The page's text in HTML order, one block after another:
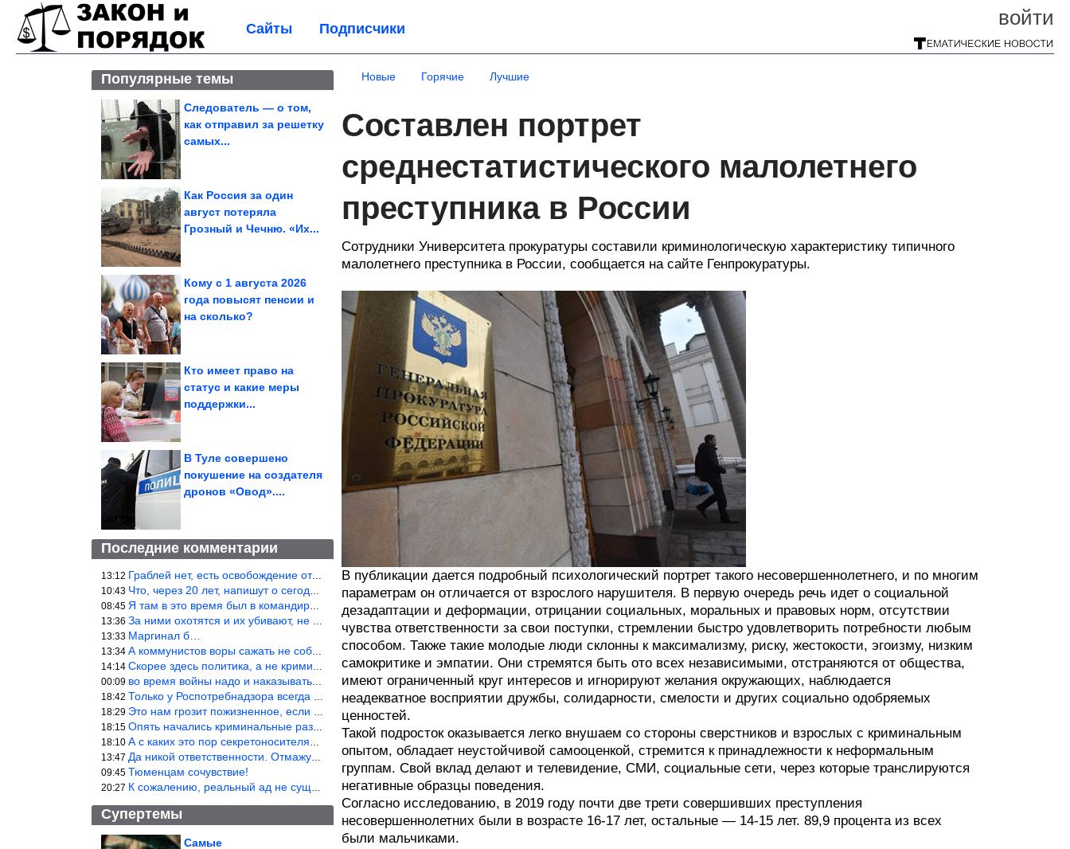
войти
Сайты Подписчики
Популярные темы
Следователь — о том,
как отправил за решетку
самых...
Как Россия за один
август потеряла
Грозный и Чечню. «Их...
Кому с 1 августа 2026
года повысят пенсии и
на сколько?
Кто имеет право на
статус и какие меры
поддержки...
В Туле совершено
покушение на создателя
дронов «Овод»....
Последние комментарии
13:12 Граблей нет, есть освобождение от колониальной зависимости, это
10:43 Что, через 20 лет, напишут о сегодняшних событиях, о сегодняшней
08:45 Я там в это время был в командировке.Было, было…
13:36 За ними охотятся и их убивают, не ужели не понял?
13:33 Маргинал б…
13:34 А коммунистов воры сажать не собираются ???
14:14 Скорее здесь политика, а не криминал. Хотя эти два понятия начин
00:09 во время войны надо и наказывать по законам военного времени, а
18:42 Только у Роспотребнадзора всегда и все в порядке! Когда касается
18:29 Это нам грозит пожизненное, если только грозно посмотреть в их с
18:15 Опять начались криминальные разборки аля 90е!
18:10 А с каких это пор секретоносителям положена охрана? Это его зада
13:47 Да никой ответственности. Отмажутся.
09:45 Тюменцам сочувствие!
20:27 К сожалению, реальный ад не существует.
Супертемы
Самые
Новые Горячие Лучшие
Составлен портрет
среднестатистического малолетнего
преступника в России
Сотрудники Университета прокуратуры составили криминологическую характеристику типичного
малолетнего преступника в России, сообщается на сайте Генпрокуратуры.
В публикации дается подробный психологический портрет такого несовершеннолетнего, и по многим
параметрам он отличается от взрослого нарушителя. В первую очередь речь идет о социальной
дезадаптации и деформации, отрицании социальных, моральных и правовых норм, отсутствии
чувства ответственности за свои поступки, стремлении быстро удовлетворить потребности любым
способом. Также такие молодые люди склонны к максимализму, риску, жестокости, эгоизму, низким
самокритике и эмпатии. Они стремятся быть ото всех независимыми, отстраняются от общества,
имеют ограниченный круг интересов и игнорируют желания окружающих, наблюдается
неадекватное восприятии дружбы, солидарности, смелости и других социально одобряемых
ценностей.
Такой подросток оказывается легко внушаем со стороны сверстников и взрослых с криминальным
опытом, обладает неустойчивой самооценкой, стремится к принадлежности к неформальным
группам. Свой вклад делают и телевидение, СМИ, социальные сети, через которые транслируются
негативные образцы поведения.
Согласно исследованию, в 2019 году почти две трети совершивших преступления
несовершеннолетних были в возрасте 16-17 лет, остальные — 14-15 лет. 89,9 процента из всех
были мальчиками.